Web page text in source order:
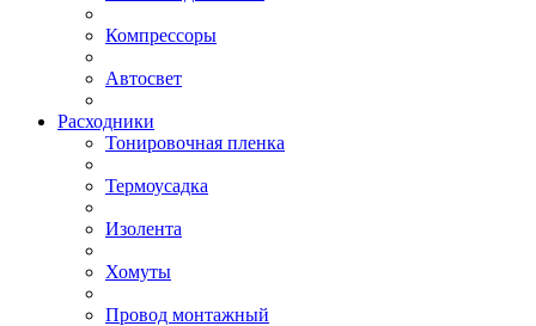
Компрессоры
Автосвет
Расходники
Тонировочная пленка
Термоусадка
Изолента
Хомуты
Провод монтажный